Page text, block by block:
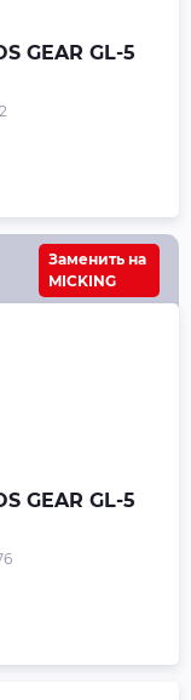
GEAR GL-5
Заменить на
MICKING
GEAR GL-5